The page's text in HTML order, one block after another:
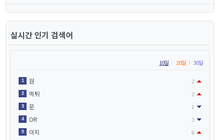
실시간 인기 검색어
10일 20일 30일
1 원 2
2 먹튀 2
3 문 1
4 OR 3
5 이지 6